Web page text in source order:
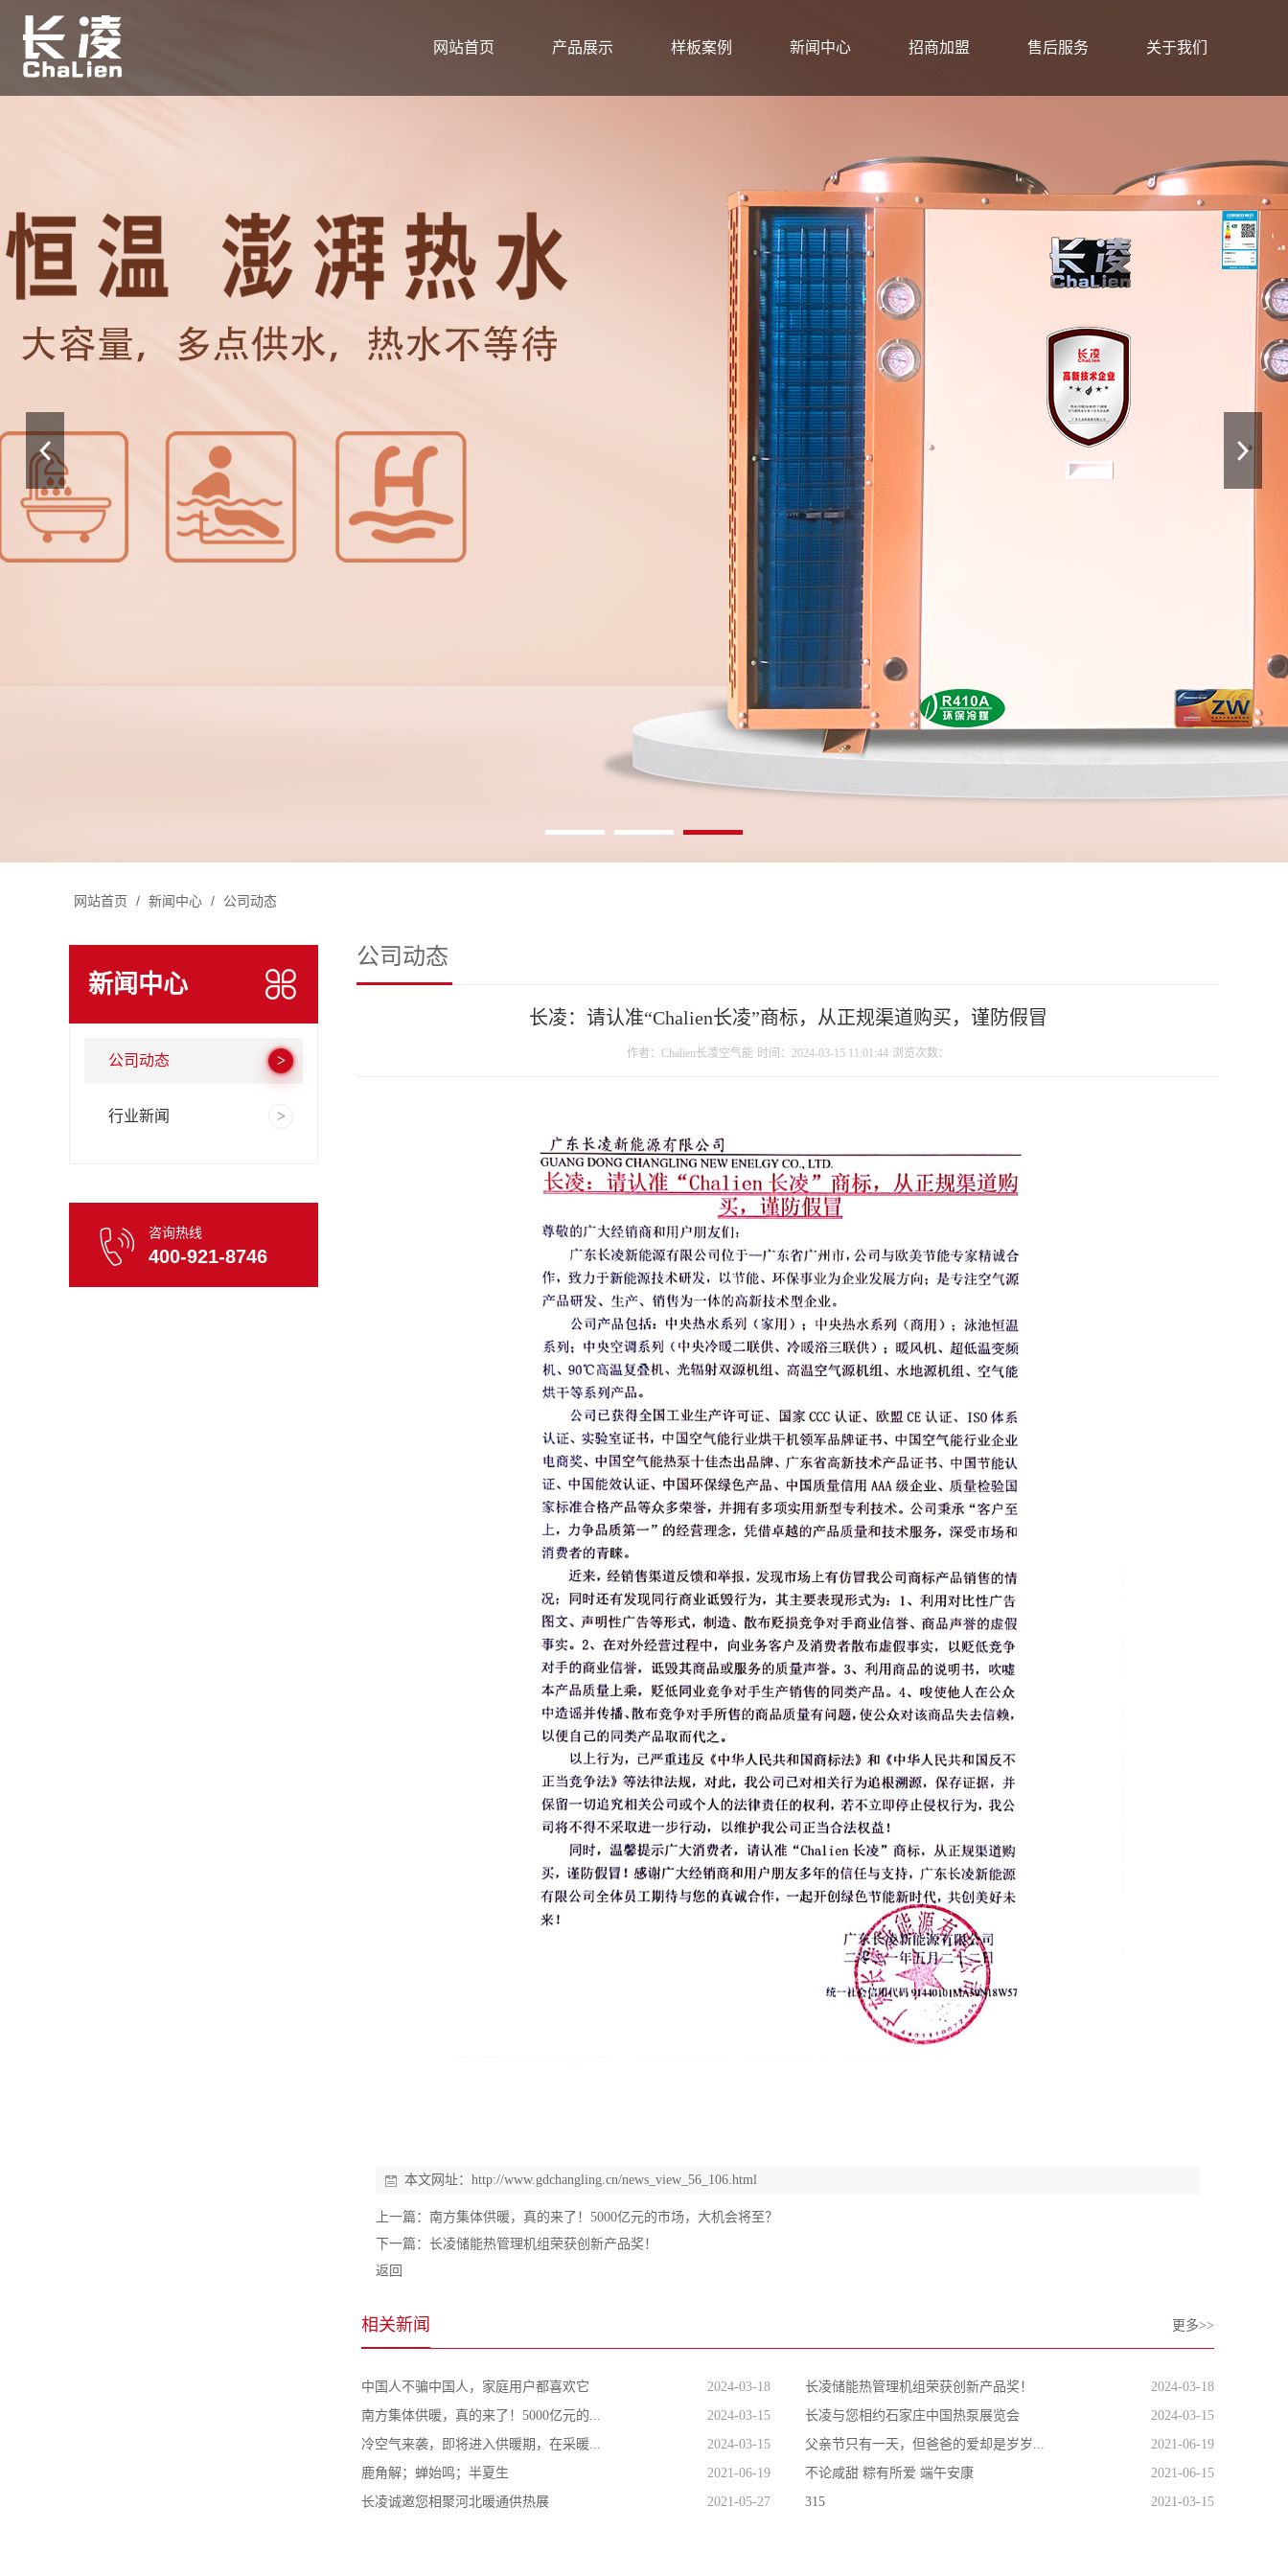
网站首页 产品展示 样板案例 新闻中心 招商加盟 售后服务 关于我们
网站首页 / 新闻中心 / 公司动态
新闻中心
公司动态
行业新闻
咨询热线
400-921-8746
公司动态
长凌：请认准“Chalien长凌”商标，从正规渠道购买，谨防假冒
作者：Chalien长凌空气能 时间：2024-03-15 11:01:44 浏览次数：
本文网址： http://www.gdchangling.cn/news_view_56_106.html
上一篇： 南方集体供暖，真的来了！5000亿元的市场，大机会将至？
下一篇： 长凌储能热管理机组荣获创新产品奖！
返回
相关新闻 更多>>
中国人不骗中国人，家庭用户都喜欢它 2024-03-18 长凌储能热管理机组荣获创新产品奖！
2024-03-18
南方集体供暖，真的来了！5000亿元的...
2024-03-15 长凌与您相约石家庄中国热泵展览会
2024-03-15
冷空气来袭，即将进入供暖期，在采暖...
2024-03-15 父亲节只有一天，但爸爸的爱却是岁岁...
2021-06-19
鹿角解；蝉始鸣；半夏生
2021-06-19 不论咸甜 粽有所爱 端午安康
2021-06-15
长凌诚邀您相聚河北暖通供热展
2021-05-27 315 2021-03-15